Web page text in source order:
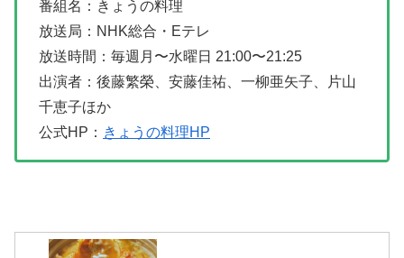
番組名：きょうの料理
放送局：NHK総合・Eテレ
放送時間：毎週月〜水曜日 21:00〜21:25
出演者：後藤繁榮、安藤佳祐、一柳亜矢子、片山
千恵子ほか
公式HP： きょうの料理HP